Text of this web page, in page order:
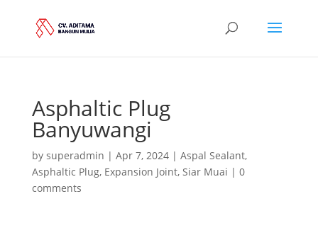
Asphaltic Plug
Banyuwangi
by superadmin | Apr 7, 2024| Aspal Sealant,
Asphaltic Plug, Expansion Joint, Siar Muai | 0
comments